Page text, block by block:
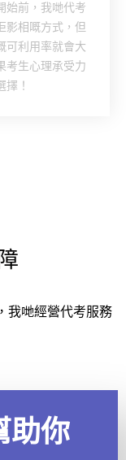
始前，我哋代考
影相嘅方式，但
可利用率就會大
考生心理承受力
擇！
我哋經營代考服務
助你